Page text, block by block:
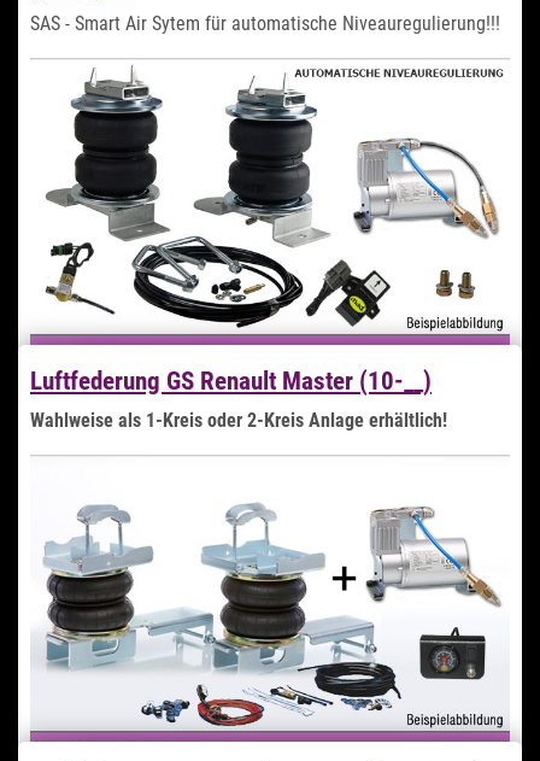
Preis auf Anfrage
Auslaufartikel
Lieferzeit auf Anfrage
Zum Artikel
SAS - Smart Air Sytem für automatische Niveauregulierung!!!
Kurzfristig Verfügbar
Lieferzeit 3-4 Tage
Zum Artikel
Luftfederung GS Renault Master (10-__)
Wahlweise als 1-Kreis oder 2-Kreis Anlage erhältlich!